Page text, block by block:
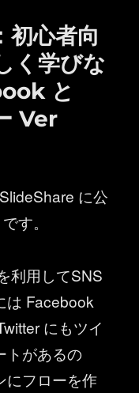
心者向
く学びな
と
Ver
に公
す。
利用してSNS
は Facebook
にもツイ
トがあるの
にフローを作